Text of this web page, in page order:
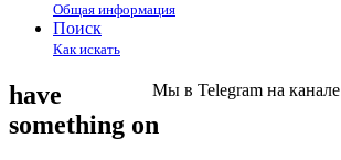
Общая информация
Поиск
Как искать
Мы в Telegram на канале
have
something on